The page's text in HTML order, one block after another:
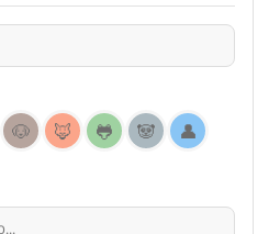
🐶 🦊 🐸 🐼
👤